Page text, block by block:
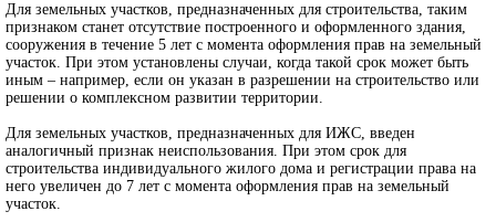
Для земельных участков, предназначенных для строительства, таким
признаком станет отсутствие построенного и оформленного здания,
сооружения в течение 5 лет с момента оформления прав на земельный
участок. При этом установлены случаи, когда такой срок может быть
иным – например, если он указан в разрешении на строительство или
решении о комплексном развитии территории.
Для земельных участков, предназначенных для ИЖС, введен
аналогичный признак неиспользования. При этом срок для
строительства индивидуального жилого дома и регистрации права на
него увеличен до 7 лет с момента оформления прав на земельный
участок.